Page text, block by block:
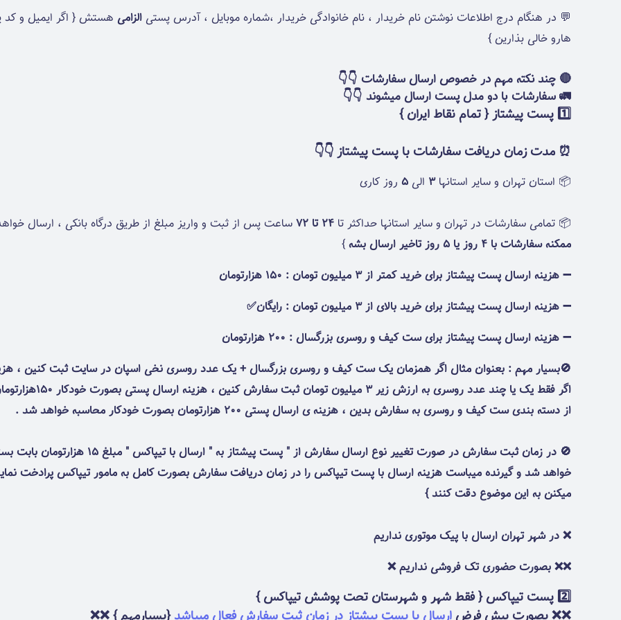
💬 در هنگام درج اطلاعات نوشتن نام خریدار ، نام خانوادگی خریدار ،شماره موبایل ، آدرس پستی الزامی هستش { اگر ایمیل و کد
هارو خالی بذارین }
🔴 چند نکته مهم در خصوص ارسال سفارشات 👇👇
🚛 سفارشات با دو مدل پست ارسال میشوند 👇👇
1️⃣ پست پیشتاز { تمام نقاط ایران }
⏰ مدت زمان دریافت سفارشات با پست پیشتاز 👇👇
📦 استان تهران و سایر استانها3 الی 5 روز کاری
📦 تمامی سفارشات در تهران و سایر استانها حداکثر تا 24 تا 72
ساعت پس از ثبت و واریز مبلغ از طریق درگاه بانکی ، ارسال
ممکنه سفارشات با 4 روز یا 5 روز تاخیر ارسال بشه
}
➖ هزینه ارسال پست پیشتاز برای خرید کمتر از 3 میلیون تومان : 150 هزارتومان
➖ هزینه ارسال پست پیشتاز برای خرید بالای از 3 میلیون تومان : رایگان✅
➖ هزینه ارسال پست پیشتاز برای ست کیف و روسری بزرگسال : 200 هزارتومان
اگر فقط یک یا چند
از دسته بندی ست کیف و روسری به سفارش بدین ، هزینه ی ارسال پستی 200 هزارتومان بصورت خودکار محاسبه خواهد شد .
🚫 در زمان ثبت سفارش در صورت تغییر نوع
خواهد شد و گیرنده میباست هزینه ارسال با پست تیپاکس را در زمان دریافت سفارش بصورت کامل به مامور تیپاکس پرادخت
میکنن به این موضوع دقت کنند }
❌ در شهر تهران ارسال با پیک موتوری نداریم
❌❌ بصورت حضوری تک فروشی نداریم ❌
2️⃣ پست تیپاکس { فقط شهر و شهرستان تحت پوشش تیپاکس }